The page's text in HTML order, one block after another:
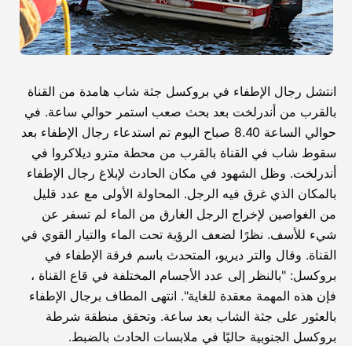
انتشل رجال الإطفاء في بروكسل جثة شاب هامدة من القناة
بالقرب من أندرلخت بعد بحث صعب استمر حوالي ساعة. في
حوالي الساعة 8.40 صباح اليوم تم استدعاء رجال الإطفاء بعد
سقوط شاب في القناة بالقرب من محطة مترو ديلاكروا في
أندرلخت. وظل الشهود في مكان الحادث لإبلاغ رجال الإطفاء
بالمكان الذي غرق فيه الرجل. المحاولة الأولى مع عدد قليل
من الغواصين لإخراج الرجل الغارق من الماء لم تسفر عن
شيء للأسف. نظرًا لضعف الرؤية تحت الماء والتيار القوي في
القناة. وقال والتر ديريو، المتحدث باسم فرقة الإطفاء في
بروكسل: "بالنظر إلى عدد الأجسام المختلفة في قاع القناة ،
فإن هذه المهمة معقدة للغاية". انتهى المطاف برجال الإطفاء
بالعثور على جثة الشاب بعد ساعة. وتحقق منطقة شرطة
بروكسل الجنوبية حاليًا في ملابسات الحادث بالضبط.